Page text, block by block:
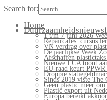
Search for:
Home
1 t/m 7 juni 2026
Repaircafés: cursus
VN verdrag over
De jaarlijkse Week
Afschaffen
Nieuwe LCA toont
EU-raad keurt
Droppie
Sinds 2019 viste The
Geen plastic meer
Plastic export uit
Europa bereikt